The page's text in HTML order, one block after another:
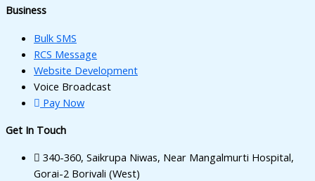
Business
Bulk SMS
RCS Message
Website Development
Voice Broadcast
Pay Now
Get In Touch
340-360, Saikrupa Niwas, Near Mangalmurti Hospital,
Gorai-2 Borivali (West)